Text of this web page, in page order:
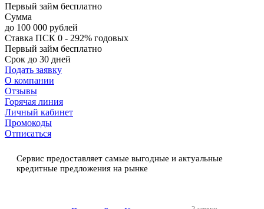
Первый займ бесплатно
Сумма
до 100 000 рублей
Ставка ПСК 0 - 292% годовых
Первый займ бесплатно
Срок до 30 дней
Подать заявку
О компании
Отзывы
Горячая линия
Личный кабинет
Промокоды
Отписаться
Сервис предоставляет самые выгодные и актуальные
кредитные предложения на рынке